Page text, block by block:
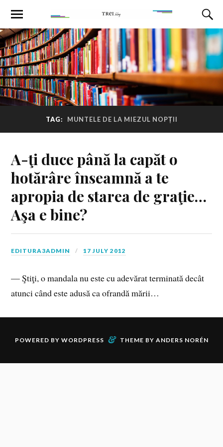
TAG: MUNTELE DE LA MIEZUL NOPȚII
A-ţi duce până la capăt o
hotărâre înseamnă a te
apropia de starea de graţie…
Aşa e bine?
EDITURA3ADMIN 17 JULY 2012
— Ştiţi, o mandala nu este cu adevărat terminată decât
atunci când este adusă ca ofrandă mării…
POWERED BY WORDPRESS & THEME BY ANDERS NORÉN